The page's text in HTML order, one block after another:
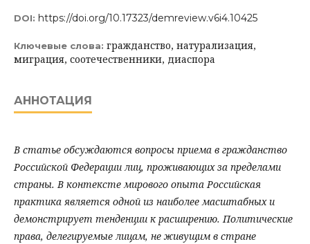
DOI: https://doi.org/10.17323/demreview.v6i4.10425
Ключевые слова: гражданство, натурализация,
миграция, соотечественники, диаспора
АННОТАЦИЯ
В статье обсуждаются вопросы приема в гражданство
Российской Федерации лиц, проживающих за пределами
страны. В контексте мирового опыта Российская
практика является одной из наиболее масштабных и
демонстрирует тенденции к расширению. Политические
права, делегируемые лицам, не живущим в стране